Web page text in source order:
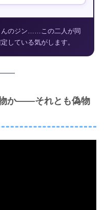
んのジン……この二人が同
している気がします。
か――それとも偽物